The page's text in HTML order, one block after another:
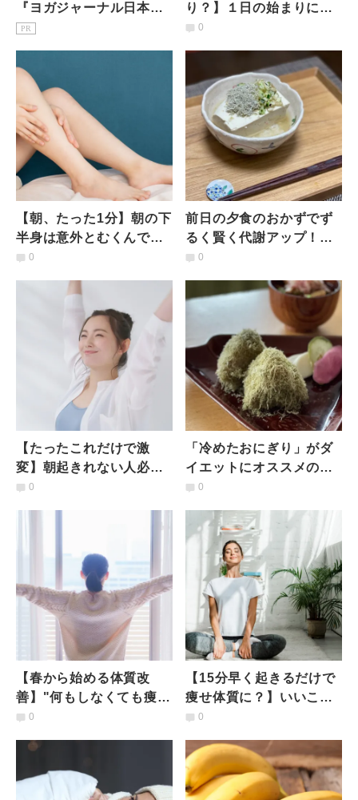
『ヨガジャーナル日本
版』予約購読のご案内
PR
り？】１日の始まりに痩
せスイッチを入れる「魔
0
【朝、たった1分】朝の下
半身は意外とむくんでい
る！脚の付け根からゆる
0
前日の夕食のおかずでず
るく賢く代謝アップ！痩
せる朝ごはん【トップア
監修】
0
【たったこれだけで激
変】朝起きれない人必
見！寝起きの重だるさを
0
「冷めたおにぎり」がダ
イエットにオススメの理
由は？【トップアスリー
る】
0
【春から始める体質改
善】"何もしなくても痩せ
る体質"を作る朝の習慣と
0
【15分早く起きるだけで
痩せ体質に？】いいこと
ずくめ「プチ朝活ヨガ」
0